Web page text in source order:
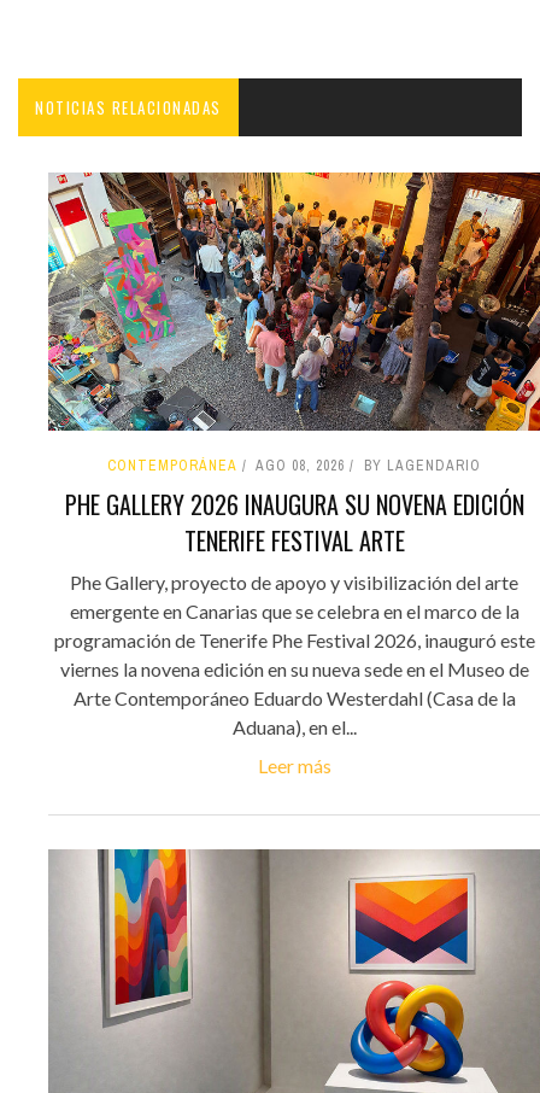
NOTICIAS RELACIONADAS
CONTEMPORÁNEA AGO 08, 2026 BY LAGENDARIO
PHE GALLERY 2026 INAUGURA SU NOVENA EDICIÓN
TENERIFE FESTIVAL ARTE
Phe Gallery, proyecto de apoyo y visibilización del arte
emergente en Canarias que se celebra en el marco de la
programación de Tenerife Phe Festival 2026, inauguró este
viernes la novena edición en su nueva sede en el Museo de
Arte Contemporáneo Eduardo Westerdahl (Casa de la
Aduana), en el...
Leer más